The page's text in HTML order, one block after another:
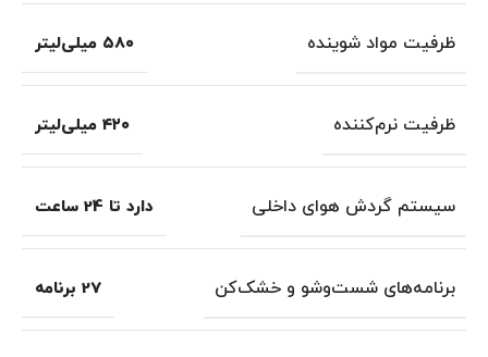
ظرفیت مواد شوینده ۵۸۰ میلی‌لیتر
ظرفیت نرم‌کننده ۴۲۰ میلی‌لیتر
سیستم گردش هوای داخلی دارد تا 24 ساعت
برنامه‌های شست‌وشو و خشک‌کن 27 برنامه